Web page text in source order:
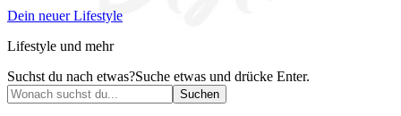
Dein neuer Lifestyle
Lifestyle und mehr
Suchst du nach etwas?Suche etwas und drücke Enter.